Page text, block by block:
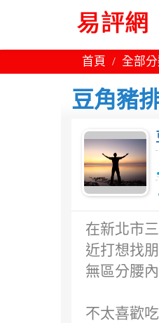
首頁 全部
豆角豬
在新北市
近打想找
無區分腰
不太喜歡